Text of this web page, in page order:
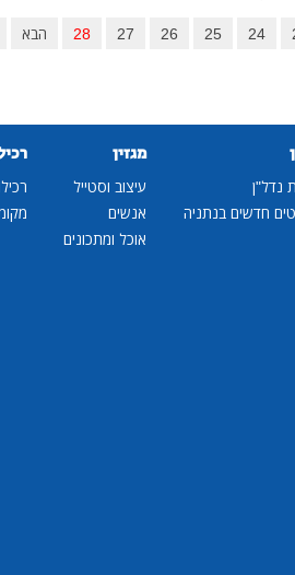
24
25
26
27
28 הבא
נדל"ן
חדשים בנתניה
מגזין
עיצוב וסטייל
אנשים
אוכל ומתכונים